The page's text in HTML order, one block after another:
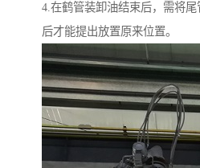
4.在鹤管装卸油结束后，需将
后才能提出放置原来位置。